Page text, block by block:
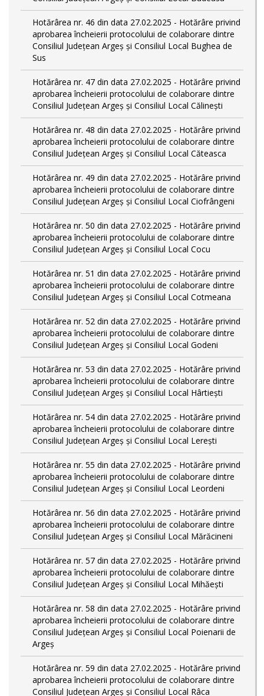
Hotărârea nr. 46 din data 27.02.2025 - Hotărâre privind
aprobarea încheierii protocolului de colaborare dintre
Consiliul Județean Argeș și Consiliul Local Bughea de
Sus
Hotărârea nr. 47 din data 27.02.2025 - Hotărâre privind
aprobarea încheierii protocolului de colaborare dintre
Consiliul Județean Argeș și Consiliul Local Călinești
Hotărârea nr. 48 din data 27.02.2025 - Hotărâre privind
aprobarea încheierii protocolului de colaborare dintre
Consiliul Județean Argeș și Consiliul Local Căteasca
Hotărârea nr. 49 din data 27.02.2025 - Hotărâre privind
aprobarea încheierii protocolului de colaborare dintre
Consiliul Județean Argeș și Consiliul Local Ciofrângeni
Hotărârea nr. 50 din data 27.02.2025 - Hotărâre privind
aprobarea încheierii protocolului de colaborare dintre
Consiliul Județean Argeș și Consiliul Local Cocu
Hotărârea nr. 51 din data 27.02.2025 - Hotărâre privind
aprobarea încheierii protocolului de colaborare dintre
Consiliul Județean Argeș și Consiliul Local Cotmeana
Hotărârea nr. 52 din data 27.02.2025 - Hotărâre privind
aprobarea încheierii protocolului de colaborare dintre
Consiliul Județean Argeș și Consiliul Local Godeni
Hotărârea nr. 53 din data 27.02.2025 - Hotărâre privind
aprobarea încheierii protocolului de colaborare dintre
Consiliul Județean Argeș și Consiliul Local Hârtiești
Hotărârea nr. 54 din data 27.02.2025 - Hotărâre privind
aprobarea încheierii protocolului de colaborare dintre
Consiliul Județean Argeș și Consiliul Local Lerești
Hotărârea nr. 55 din data 27.02.2025 - Hotărâre privind
aprobarea încheierii protocolului de colaborare dintre
Consiliul Județean Argeș și Consiliul Local Leordeni
Hotărârea nr. 56 din data 27.02.2025 - Hotărâre privind
aprobarea încheierii protocolului de colaborare dintre
Consiliul Județean Argeș și Consiliul Local Mărăcineni
Hotărârea nr. 57 din data 27.02.2025 - Hotărâre privind
aprobarea încheierii protocolului de colaborare dintre
Consiliul Județean Argeș și Consiliul Local Mihăești
Hotărârea nr. 58 din data 27.02.2025 - Hotărâre privind
aprobarea încheierii protocolului de colaborare dintre
Consiliul Județean Argeș și Consiliul Local Poienarii de
Argeș
Hotărârea nr. 59 din data 27.02.2025 - Hotărâre privind
aprobarea încheierii protocolului de colaborare dintre
Consiliul Județean Argeș și Consiliul Local Râca